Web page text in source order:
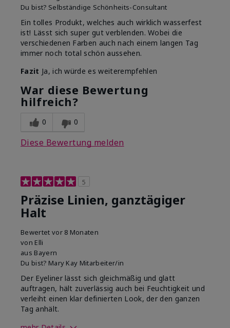
Du bist? Selbständige Schönheits-Consultant
Ein tolles Produkt, welches auch wirklich wasserfest
ist! Lässt sich super gut verblenden. Wobei die
verschiedenen Farben auch nach einem langen Tag
immer noch total schön aussehen.
Fazit Ja, ich würde es weiterempfehlen
War diese Bewertung
hilfreich?
0 0
Diese Bewertung melden
5
Präzise Linien, ganztägiger
Halt
Bewertet vor 8 Monaten
von Elli
aus Bayern
Du bist? Mary Kay Mitarbeiter/in
Der Eyeliner lässt sich gleichmäßig und glatt
auftragen, hält zuverlässig auch bei Feuchtigkeit und
verleiht einen klar definierten Look, der den ganzen
Tag anhält.